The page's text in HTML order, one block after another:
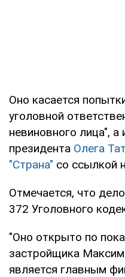
Оно касается
уголовной
невиновного лица",
президента Олега
"Страна" со ссылкой
Отмечается, что
372 Уголовного
"Оно открыто по
застройщика
является главным